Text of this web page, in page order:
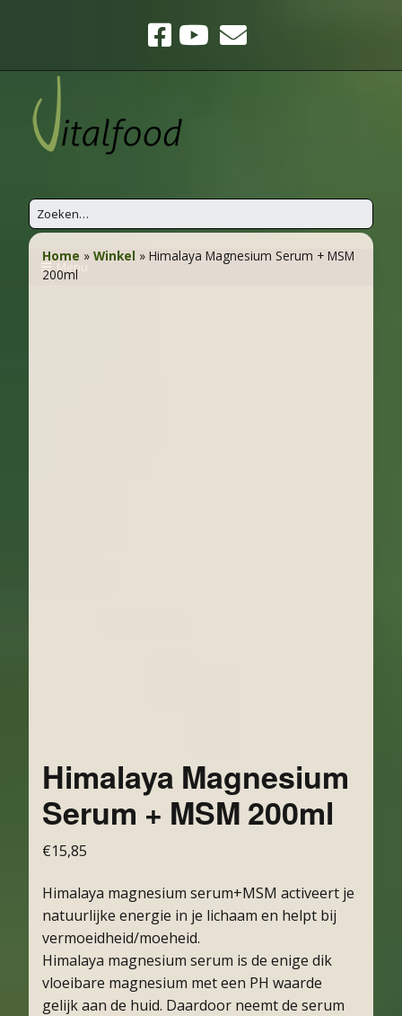
Menu
Home » Winkel » Himalaya Magnesium Serum + MSM
200ml
Himalaya Magnesium
Serum + MSM 200ml
€15,85
Himalaya magnesium serum+MSM activeert je
natuurlijke energie in je lichaam en helpt bij
vermoeidheid/moeheid.
Himalaya magnesium serum is de enige dik
vloeibare magnesium met een PH waarde
gelijk aan de huid. Daardoor neemt de serum